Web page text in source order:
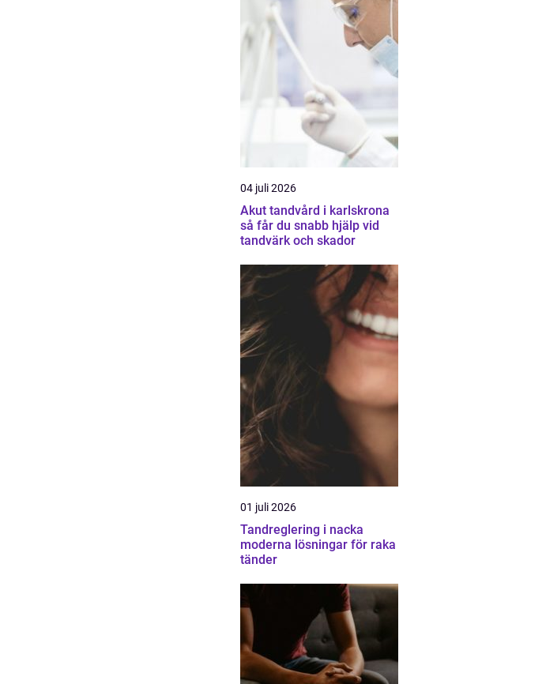
04 juli 2026
Akut tandvård i karlskrona
så får du snabb hjälp vid
tandvärk och skador
01 juli 2026
Tandreglering i nacka
moderna lösningar för raka
tänder